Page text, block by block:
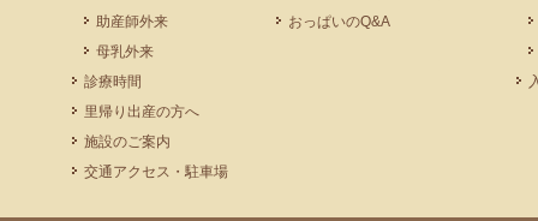
助産師外来
母乳外来
診療時間
里帰り出産の方へ
施設のご案内
交通アクセス・駐車場
おっぱいのQ&A